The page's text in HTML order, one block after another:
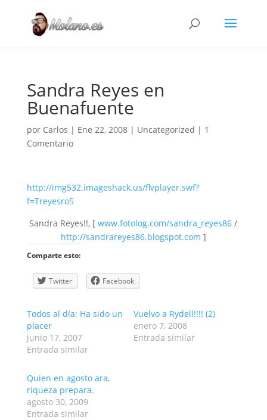
Sandra Reyes en
Buenafuente
por Carlos | Ene 22, 2008| Uncategorized | 1
Comentario
http://img532.imageshack.us/flvplayer.swf?
f=Treyesro5
Sandra Reyes!!, [www.fotolog.com/sandra_reyes86 /
http://sandrareyes86.blogspot.com ]
Comparte esto:
Twitter Facebook
Todos al día: Ha sido un
placer
junio 17, 2007
Entrada similar
Vuelvo a Rydell!!!! (2)
enero 7, 2008
Entrada similar
Quien en agosto ara,
riqueza prepara.
agosto 30, 2009
Entrada similar